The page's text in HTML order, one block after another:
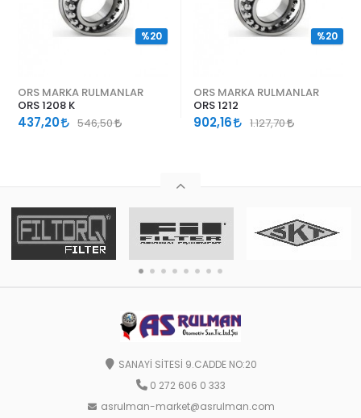
ORS MARKA RULMANLAR
ORS 1208 K
437,20 546,50
%20
ORS MARKA RULMANLAR
ORS 1212
902,16 1.127,70
%20
SANAYİ SİTESİ 9.CADDE NO:20
0 272 606 0 333
asrulman-market@asrulman.com